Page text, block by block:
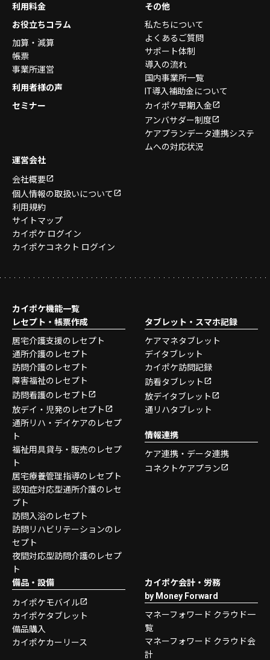
利用料金
お役立ちコラム
加算・減算
帳票
事業所運営
利用者様の声
セミナー
その他
私たちについて
よくあるご質問
サポート体制
導入の流れ
国内事業所一覧
IT導入補助金について
カイポケ早期入金
アンバサダー制度
ケアプランデータ連携システ
ムへの対応状況
運営会社
会社概要
個人情報の取扱いについて
利用規約
サイトマップ
カイポケ ログイン
カイポケコネクト ログイン
カイポケ機能一覧
レセプト・帳票作成
居宅介護支援のレセプト
通所介護のレセプト
訪問介護のレセプト
障害福祉のレセプト
訪問看護のレセプト
放デイ・児発のレセプト
通所リハ・デイケアのレセプ
ト
福祉用具貸与・販売のレセプ
ト
居宅療養管理指導のレセプト
認知症対応型通所介護のレセ
プト
訪問入浴のレセプト
訪問リハビリテーションのレ
セプト
夜間対応型訪問介護のレセプ
ト
タブレット・スマホ記録
ケアマネタブレット
デイタブレット
カイポケ訪問記録
訪看タブレット
放デイタブレット
通リハタブレット
情報連携
ケア連携・データ連携
コネクトケアプラン
備品・設備
カイポケモバイル
カイポケタブレット
備品購入
カイポケカーリース
カイポケ会計・労務
by Money Forward
マネーフォワード クラウド一
覧
マネーフォワード クラウド会
計